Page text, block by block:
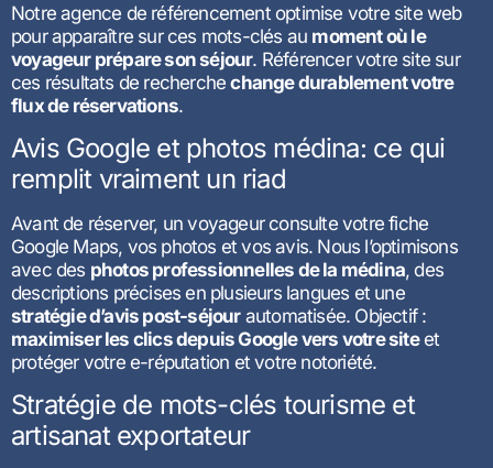
Notre agence de référencement optimise votre site web
pour apparaître sur ces mots-clés au moment où le
voyageur prépare son séjour. Référencer votre site sur
ces résultats de recherchechange durablement votre
flux de réservations.
Avis Google et photos médina: ce qui
remplit vraiment un riad
Avant de réserver, un voyageur consulte votre fiche
Google Maps, vos photos et vos avis. Nous l’optimisons
avec des photos professionnelles de la médina, des
descriptions précises en plusieurs langues et une
stratégie d’avis post-séjourautomatisée. Objectif :
maximiser les clics depuis Google vers votre siteet
protéger votre e-réputation et votre notoriété.
Stratégie de mots-clés tourisme et
artisanat exportateur